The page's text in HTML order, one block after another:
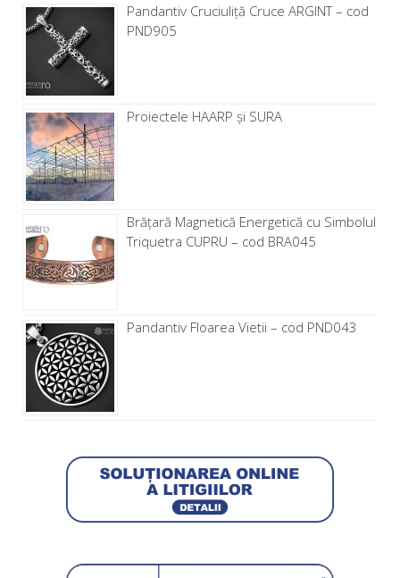
Pandantiv Cruciuliță Cruce ARGINT – cod
PND905
Proiectele HAARP și SURA
Brăţară Magnetică Energetică cu Simbolul
Triquetra CUPRU – cod BRA045
Pandantiv Floarea Vietii – cod PND043